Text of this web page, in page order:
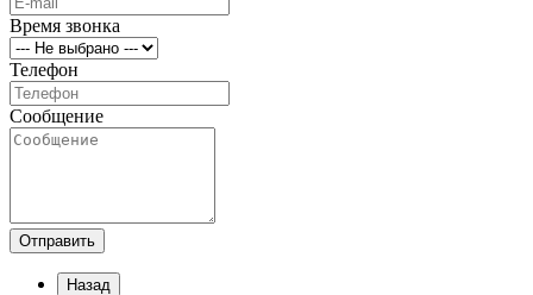
Время звонка
Телефон
Сообщение
Отправить
Назад